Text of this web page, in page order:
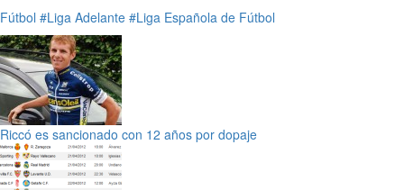
Fútbol #Liga Adelante #Liga Española de Fútbol
Riccó es sancionado con 12 años por dopaje